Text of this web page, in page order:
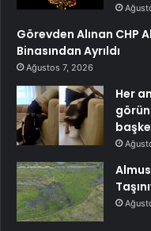
Görevden Alınan CHP
Binasından Ayrıldı
Ağustos 7, 2026
Her